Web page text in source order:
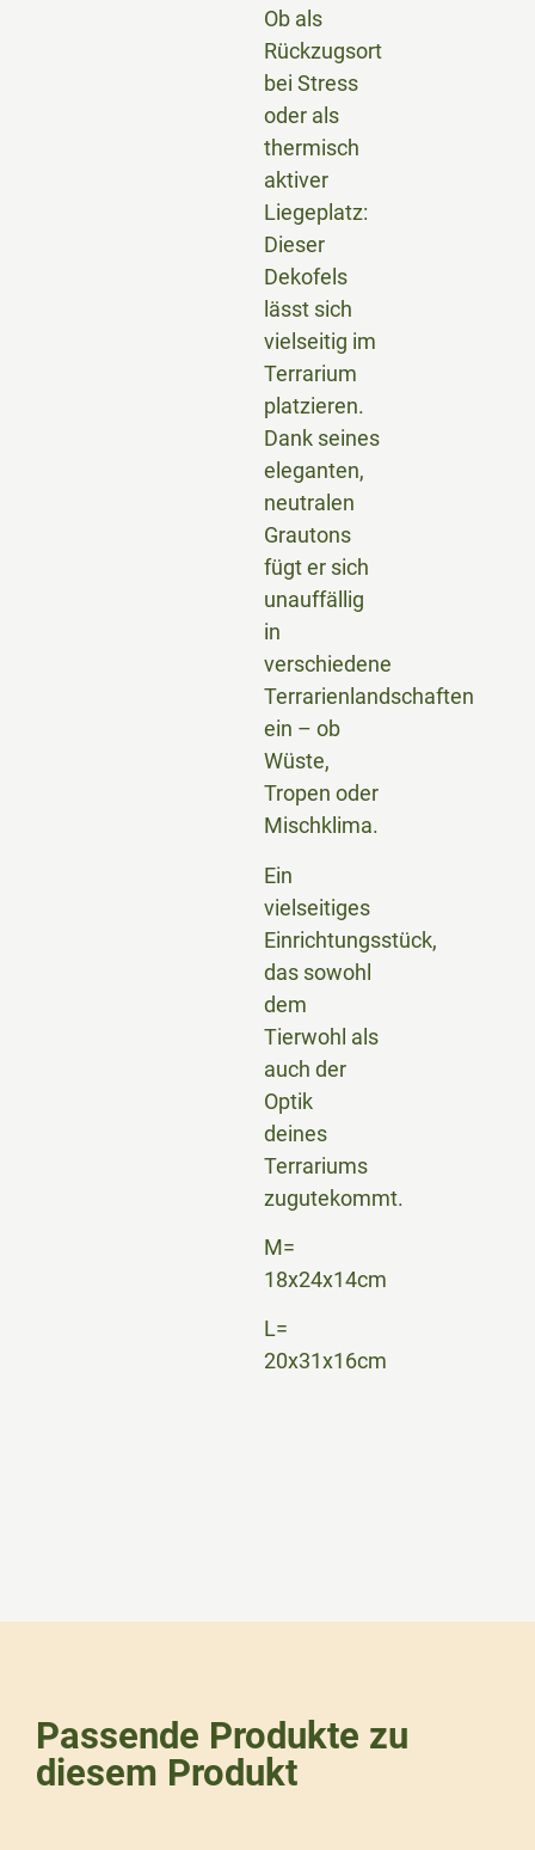
Ob als
Rückzugsort
bei Stress
oder als
thermisch
aktiver
Liegeplatz:
Dieser
Dekofels
lässt sich
vielseitig im
Terrarium
platzieren.
Dank seines
eleganten,
neutralen
Grautons
fügt er sich
unauffällig
in
verschiedene
Terrarienlandschaften
ein – ob
Wüste,
Tropen oder
Mischklima.
Ein
vielseitiges
Einrichtungsstück,
das sowohl
dem
Tierwohl als
auch der
Optik
deines
Terrariums
zugutekommt.
M=
18x24x14cm
L=
20x31x16cm
Passende Produkte zu
diesem Produkt